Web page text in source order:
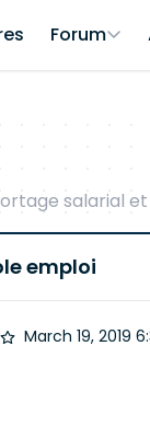
Forum
salarial
emploi
March 19, 2019